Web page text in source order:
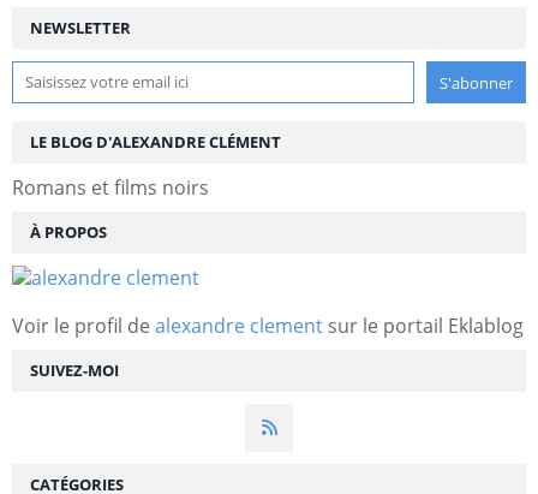
NEWSLETTER
SUIVEZ-MOI
LE BLOG D'ALEXANDRE CLÉMENT
Romans et films noirs
À PROPOS
Voir le profil de alexandre clement sur le portail Eklablog
CATÉGORIES